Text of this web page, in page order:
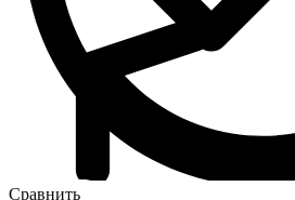
Сравнить